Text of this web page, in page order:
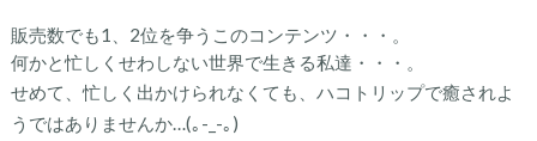
販売数でも1、2位を争うこのコンテンツ・・・。
何かと忙しくせわしない世界で生きる私達・・・。
せめて、忙しく出かけられなくても、ハコトリップで癒されよ
うではありませんか…(｡-_-｡)